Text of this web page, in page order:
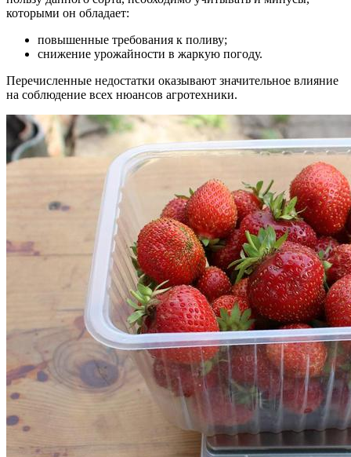
которыми он обладает:
повышенные требования к поливу;
снижение урожайности в жаркую погоду.
Перечисленные недостатки оказывают значительное влияние
на соблюдение всех нюансов агротехники.